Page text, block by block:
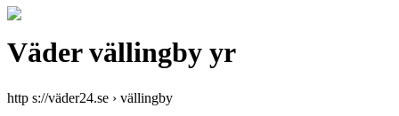
Väder vällingby yr
http s://väder24.se › vällingby